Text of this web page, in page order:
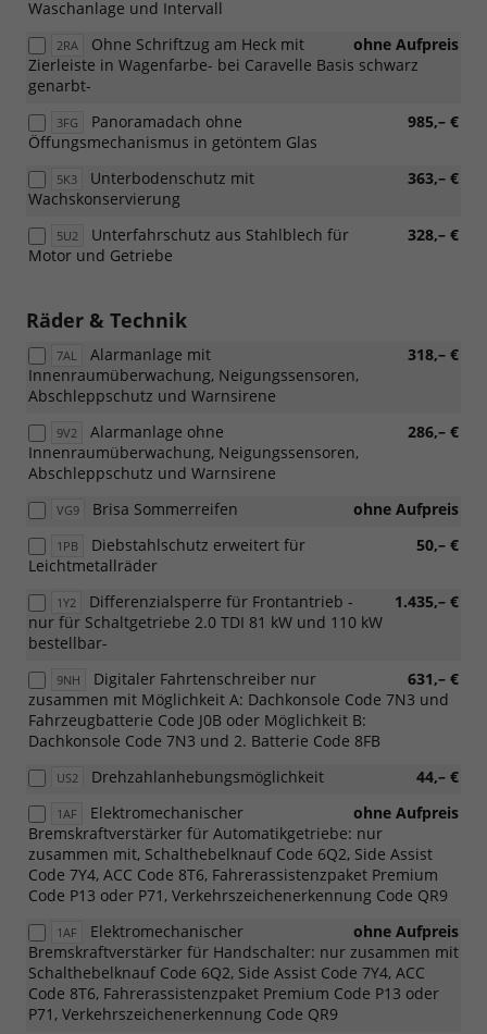
Waschanlage und Intervall
2RA ohne Aufpreis
Ohne Schriftzug am Heck mit
Zierleiste in Wagenfarbe- bei Caravelle Basis schwarz
genarbt-
3FG 985,– €
Panoramadach ohne
Öffungsmechanismus in getöntem Glas
5K3 363,– €
Unterbodenschutz mit
Wachskonservierung
5U2 328,– €
Unterfahrschutz aus Stahlblech für
Motor und Getriebe
Räder & Technik
7AL 318,– €
Alarmanlage mit
Innenraumüberwachung, Neigungssensoren,
Abschleppschutz und Warnsirene
9V2 286,– €
Alarmanlage ohne
Innenraumüberwachung, Neigungssensoren,
Abschleppschutz und Warnsirene
VG9 ohne Aufpreis
Brisa Sommerreifen
1PB 50,– €
Diebstahlschutz erweitert für
Leichtmetallräder
1Y2 1.435,– €
Differenzialsperre für Frontantrieb -
nur für Schaltgetriebe 2.0 TDI 81 kW und 110 kW
bestellbar-
9NH 631,– €
Digitaler Fahrtenschreiber nur
zusammen mit Möglichkeit A: Dachkonsole Code 7N3 und
Fahrzeugbatterie Code J0B oder Möglichkeit B:
Dachkonsole Code 7N3 und 2. Batterie Code 8FB
US2 44,– €
Drehzahlanhebungsmöglichkeit
1AF ohne Aufpreis
Elektromechanischer
Bremskraftverstärker für Automatikgetriebe: nur
zusammen mit, Schalthebelknauf Code 6Q2, Side Assist
Code 7Y4, ACC Code 8T6, Fahrerassistenzpaket Premium
Code P13 oder P71, Verkehrszeichenerkennung Code QR9
1AF ohne Aufpreis
Elektromechanischer
Bremskraftverstärker für Handschalter: nur zusammen mit
Schalthebelknauf Code 6Q2, Side Assist Code 7Y4, ACC
Code 8T6, Fahrerassistenzpaket Premium Code P13 oder
P71, Verkehrszeichenerkennung Code QR9